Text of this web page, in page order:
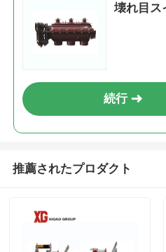
壊れ目ス
続行
推薦されたプロダクト